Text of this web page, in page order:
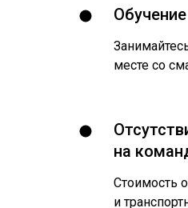
месте со
на
Стоимость
и